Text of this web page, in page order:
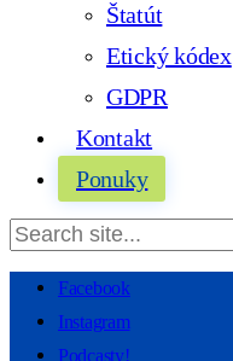
Štatút
Etický kódex
GDPR
Kontakt
Ponuky
Facebook
Instagram
Podcasty!